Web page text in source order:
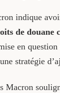
indique
de douane
en
stratégie
Macron